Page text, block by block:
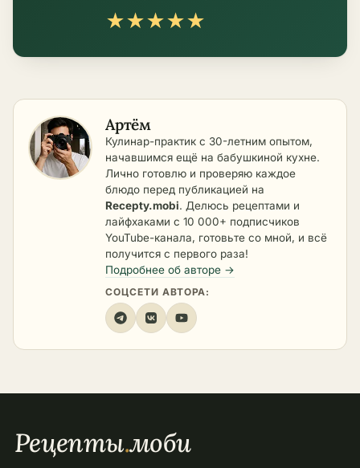
★★★★★
Артём
Кулинар-практик с 30-летним опытом,
начавшимся ещё на бабушкиной кухне.
Лично готовлю и проверяю каждое
блюдо перед публикацией на
Recepty.mobi. Делюсь рецептами и
лайфхаками с 10 000+ подписчиков
YouTube-канала, готовьте со мной, и всё
получится с первого раза!
Подробнее об авторе →
СОЦСЕТИ АВТОРА:
Рецепты.моби